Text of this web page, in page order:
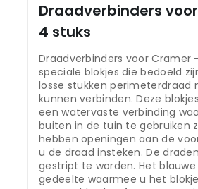
Draadverbinders
4 stuks
Draadverbinders voor Cramer
speciale blokjes die bedoeld
losse stukken perimeterdraad
kunnen verbinden. Deze
een watervaste verbinding
buiten in de tuin te gebruiken
hebben openingen aan de
u de draad insteken. De
gestript te worden. Het
gedeelte waarmee u het